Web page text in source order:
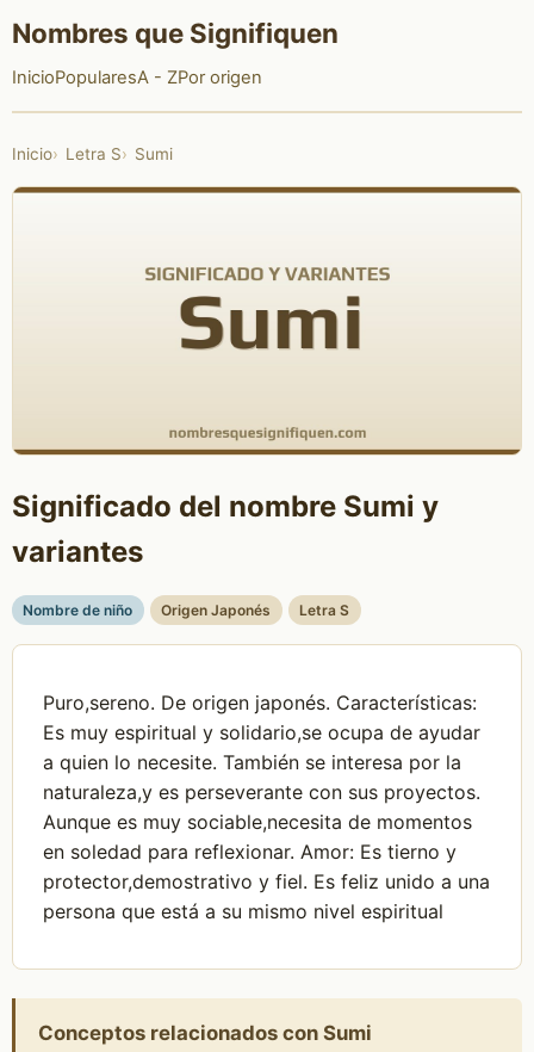
Nombres que Signifiquen
InicioPopularesA - ZPor origen
Inicio Letra S Sumi
Significado del nombre Sumi y
variantes
Nombre de niño Origen Japonés Letra S
Puro,sereno. De origen japonés. Características:
Es muy espiritual y solidario,se ocupa de ayudar
a quien lo necesite. También se interesa por la
naturaleza,y es perseverante con sus proyectos.
Aunque es muy sociable,necesita de momentos
en soledad para reflexionar. Amor: Es tierno y
protector,demostrativo y fiel. Es feliz unido a una
persona que está a su mismo nivel espiritual
Conceptos relacionados con Sumi